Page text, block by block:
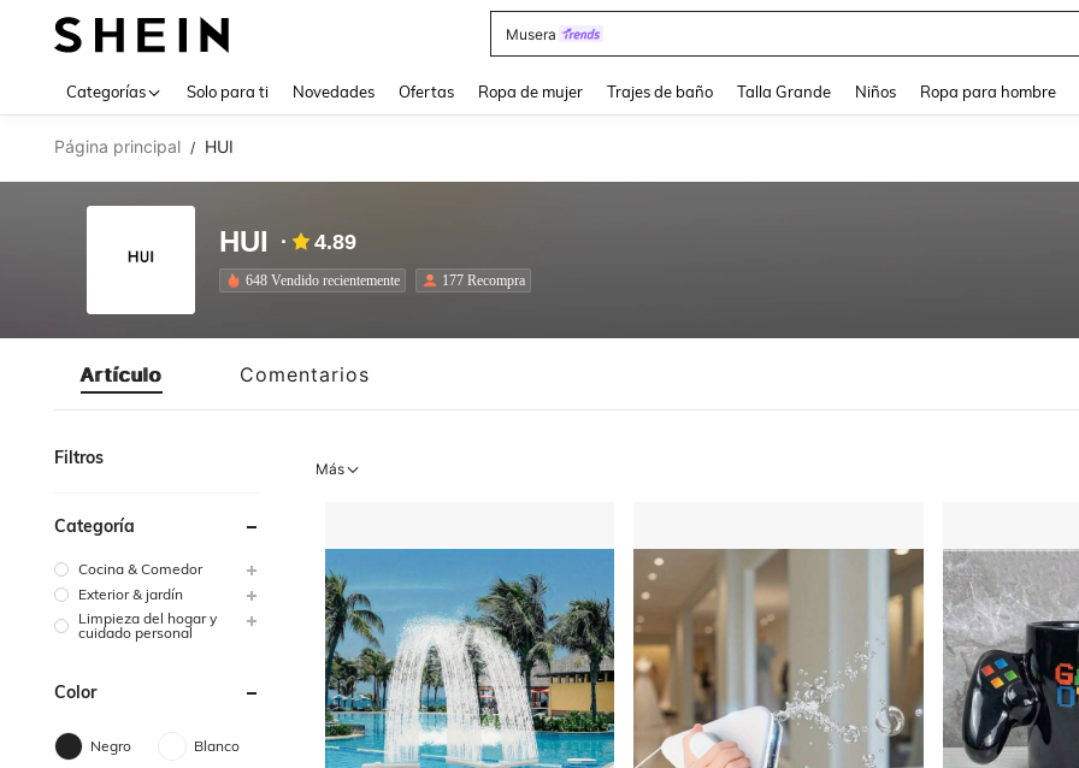
Dazy
Categorías Solo para ti Novedades Ofertas Ropa de mujer Trajes de baño Talla Grande Niños Ropa para hombre
Página principal / HUI
HUI 4.89
648 Vendido recientemente 177 Recompra
Artículo Comentarios
Filtros
Categoría
Cocina & Comedor
Exterior & jardín
Limpieza del hogar y
cuidado personal
Color
Negro Blanco
Más